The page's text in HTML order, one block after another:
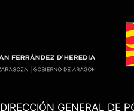
DIRECCIÓN GENERAL DE